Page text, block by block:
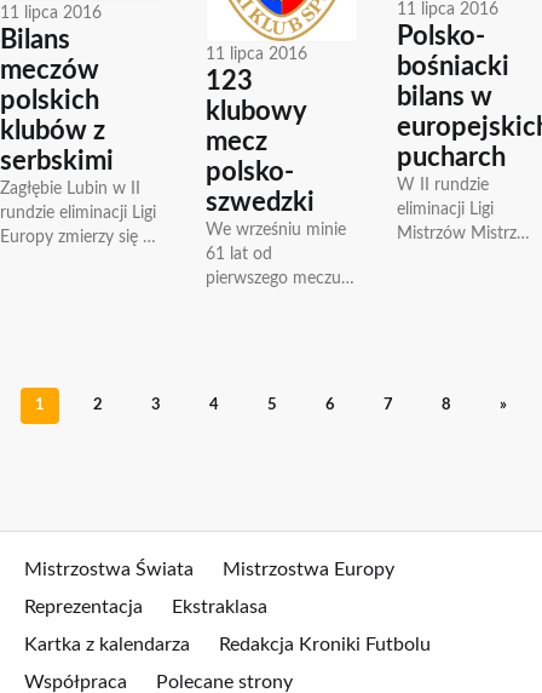
11 lipca 2016
Bilans
meczów
polskich
klubów z
serbskimi
Zagłębie Lubin w II
rundzie eliminacji Ligi
Europy zmierzy się we
11 lipca 2016
123
klubowy
mecz
polsko-
szwedzki
We wrześniu minie
61 lat od
pierwszego meczu
Gwardia Warszawa
11 lipca 2016
Polsko-
bośniacki
bilans w
pucharch
W II rundzie
eliminacji Ligi
Mistrzów Mistrz
1 2 3 4 5 6 7 8 »
Mistrzostwa Świata
Mistrzostwa Europy
Reprezentacja
Ekstraklasa
Kartka z kalendarza
Redakcja Kroniki Futbolu
Współpraca
Polecane strony